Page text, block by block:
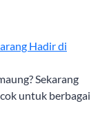
Sekarang
untuk berbagai